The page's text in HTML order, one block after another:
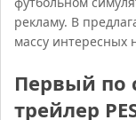
рекламу. В
массу интересных
Первый по
трейлер